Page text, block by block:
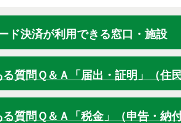
ド決済が利用できる窓口・施設
る質問Ｑ＆Ａ「届出・証明」（住
る質問Ｑ＆Ａ「税金」（申告・納